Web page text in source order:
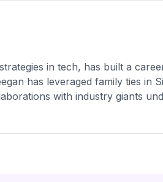
in tech, has built a
has leveraged family ties in
with industry giants